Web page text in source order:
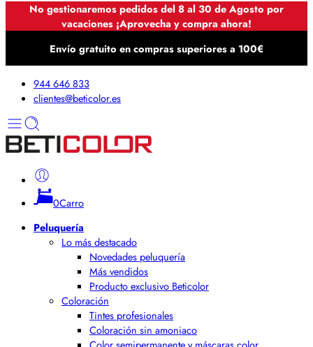
No gestionaremos pedidos del 8 al 30 de Agosto por
vacaciones ¡Aprovecha y compra ahora!
Envío gratuito en compras superiores a 100€
944 646 833
clientes@beticolor.es
0Carro
Peluquería
Lo más destacado
Novedades peluquería
Más vendidos
Producto exclusivo Beticolor
Coloración
Tintes profesionales
Coloración sin amoniaco